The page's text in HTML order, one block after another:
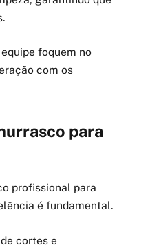
foquem no
com os
para
profissional para
é fundamental.
cortes e